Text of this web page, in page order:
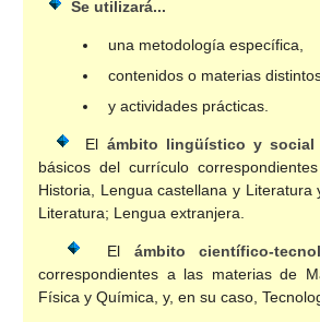
Se utilizará...
una metodología específica,
contenidos o materias
y actividades prácticas.
El ámbito lingüístico y social
básicos del currículo
Historia, Lengua castellana y
Literatura; Lengua extranjera.
El ámbito científico-
correspondientes a las materias de
Física y Química, y, en su caso,